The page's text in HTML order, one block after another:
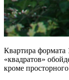
Квартира формата
«квадратов»
кроме